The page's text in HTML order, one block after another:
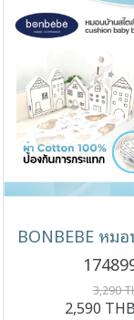
3,290
2,590 THB